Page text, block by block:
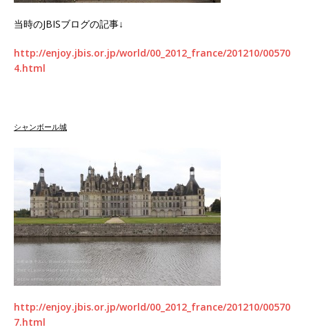
当時のJBISブログの記事↓
http://enjoy.jbis.or.jp/world/00_2012_france/201210/00570
4.html
シャンボール城
http://enjoy.jbis.or.jp/world/00_2012_france/201210/00570
7.html